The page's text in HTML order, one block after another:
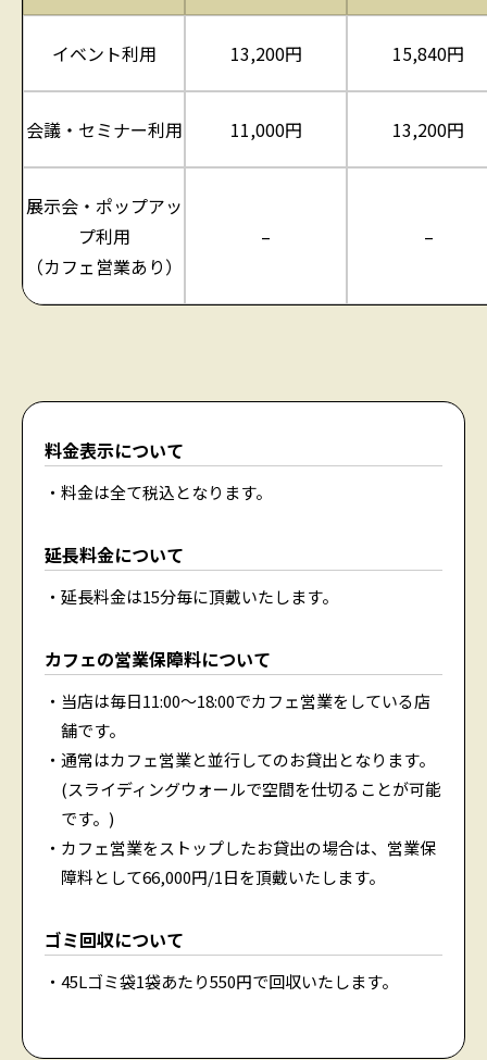
イベント利用 13,200円 15,840円
会議・セミナー利用 11,000円 13,200円
展示会・ポップアッ
プ利用
（カフェ営業あり）
– –
料金表示について
料金は全て税込となります。
延長料金について
延長料金は15分毎に頂戴いたします。
カフェの営業保障料について
当店は毎日11:00〜18:00でカフェ営業をしている店
舗です。
通常はカフェ営業と並行してのお貸出となります。
(スライディングウォールで空間を仕切ることが可能
です。)
カフェ営業をストップしたお貸出の場合は、営業保
障料として66,000円/1日を頂戴いたします。
ゴミ回収について
45Lゴミ袋1袋あたり550円で回収いたします。